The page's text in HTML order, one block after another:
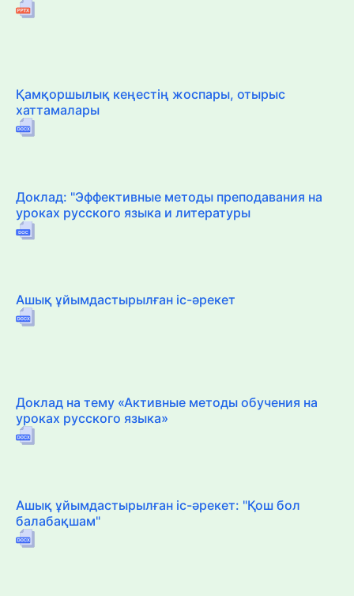
Қамқоршылық кеңестің жоспары, отырыс
хаттамалары
Доклад: "Эффективные методы преподавания на
уроках русского языка и литературы
Ашық ұйымдастырылған іс-әрекет
Доклад на тему «Активные методы обучения на
уроках русского языка»
Ашық ұйымдастырылған іс-әрекет: "Қош бол
балабақшам"